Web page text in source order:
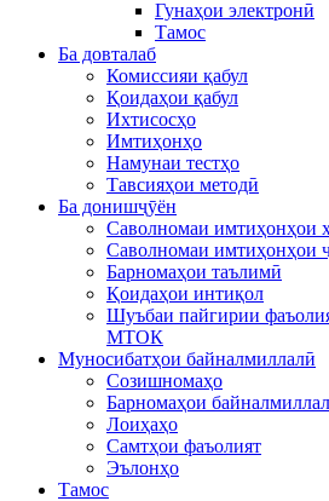
Гунаҳои электронӣ
Тамос
Ба довталаб
Комиссияи қабул
Қоидаҳои қабул
Ихтисосҳо
Имтиҳонҳо
Намунаи тестҳо
Тавсияҳои методӣ
Ба донишҷӯён
Саволномаи имтиҳонҳои
Саволномаи имтиҳонҳои
Барномаҳои таълимӣ
Қоидаҳои интиқол
Шуъбаи пайгирии
МТОК
Муносибатҳои байналмиллалӣ
Созишномаҳо
Барномаҳои
Лоиҳаҳо
Самтҳои фаъолият
Эълонҳо
Тамос